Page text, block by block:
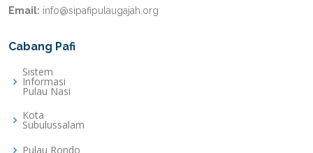
Email: info@sipafipulaugajah.org
Cabang Pafi
Sistem
Informasi
Pulau Nasi
Kota
Subulussalam
Pulau Rondo